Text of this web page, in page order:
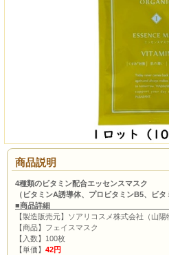
商品説明
4種類のビタミン配合エッセンスマスク
（ビタミンA誘導体、プロビタミンB5、ビタ
■商品詳
【製造販売元】ソアリコスメ株式会社（山陽
【商品】フェイスマスク
【入数】100枚
【単価】 42円